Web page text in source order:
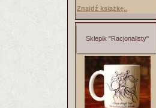
Znajdź książkę..
Sklepik "Racjonalisty"